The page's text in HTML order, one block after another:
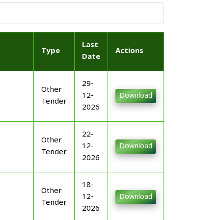
Type
Last
Date
Actions
Other
Tender
29-
12-
2026
Download
Other
Tender
22-
12-
2026
Download
Other
Tender
18-
12-
2026
Download